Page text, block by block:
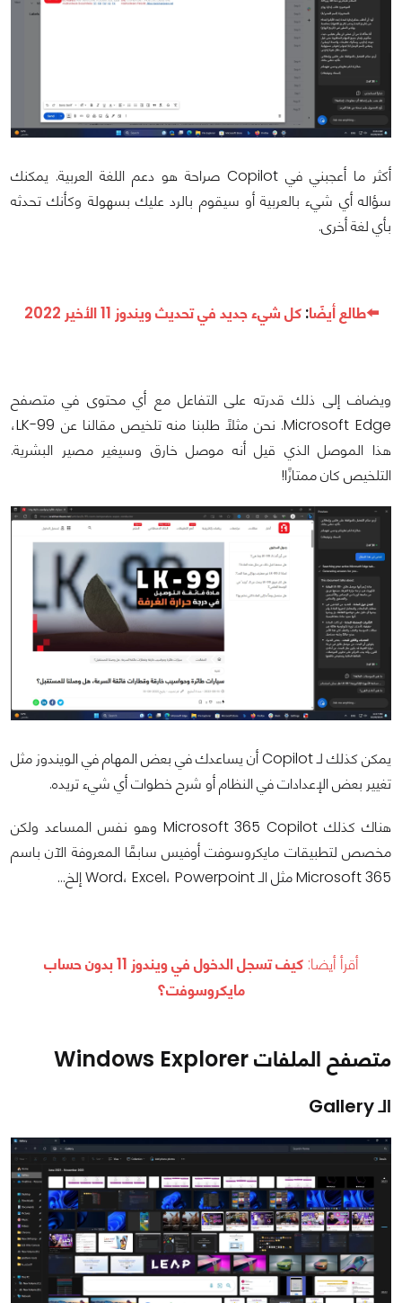
أكثر ما أعجبني في Copilot صراحة هو دعم اللغة العربية. يمكنك
سؤاله أي شيء بالعربية أو سيقوم بالرد عليك بسهولة وكأنك تحدثه
بأي لغة أخرى.
⬅️طالع أيضًا:كل شيء جديد في تحديث ويندوز 11 الأخير 2022
ويضاف إلى ذلك قدرته على التفاعل مع أي محتوى في متصفح
Microsoft Edge. نحن مثلًا طلبنا منه تلخيص مقالنا عن LK-99،
هذا الموصل الذي قيل أنه موصل خارق وسيغير مصير البشرية.
التلخيص كان ممتازًا!
يمكن كذلك لـ Copilot أن يساعدك في بعض المهام في الويندوز مثل
تغيير بعض الإعدادات في النظام أو شرح خطوات أي شيء تريده.
هناك كذلك Microsoft 365 Copilot وهو نفس المساعد ولكن
مخصص لتطبيقات مايكروسوفت أوفيس سابقًا المعروفة الآن باسم
Microsoft 365 مثل الـ Word، Excel، Powerpoint إلخ…
أقرأ أيضا:
كيف تسجل الدخول في ويندوز 11 بدون حساب
مايكروسوفت؟
متصفح الملفات Windows Explorer
الـ Gallery